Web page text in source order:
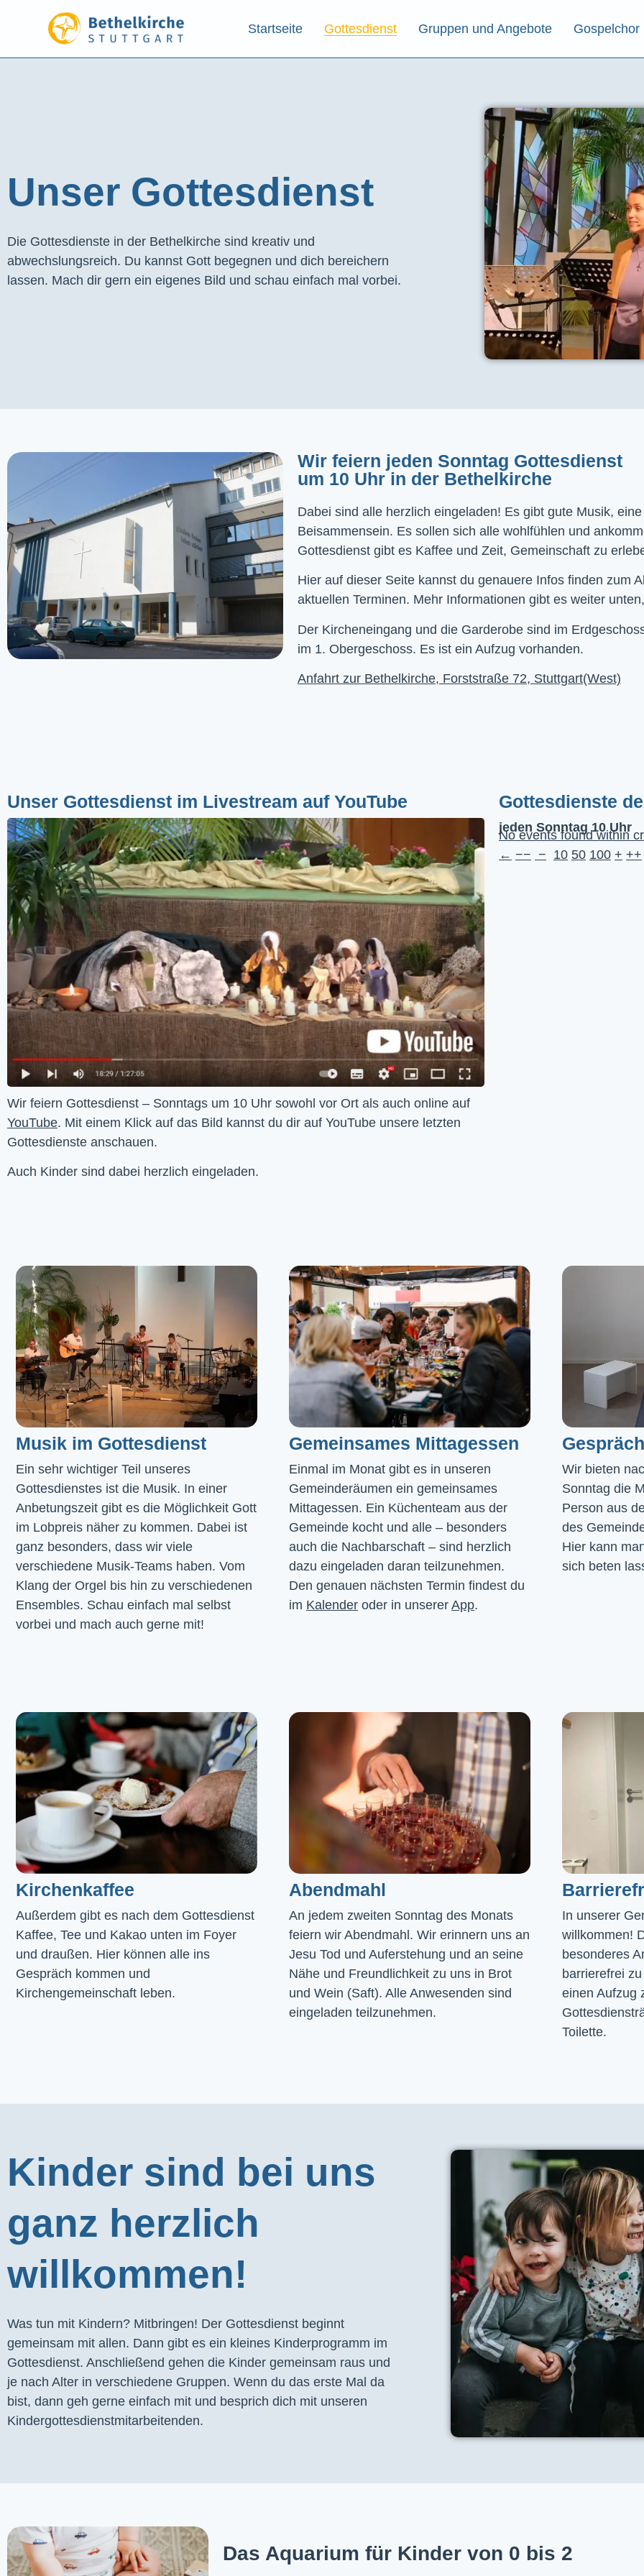
Startseite Gottesdienst Gruppen und Angebote Gospelchor
Unser Gottesdienst​
Die Gottesdienste in der Bethelkirche sind kreativ und
abwechslungsreich. Du kannst Gott begegnen und dich bereichern
lassen. Mach dir gern ein eigenes Bild und schau einfach mal vorbei.
Wir feiern jeden Sonntag Gottesdienst
um 10 Uhr in der Bethelkirche
Dabei sind alle herzlich eingeladen! Es gibt gute Musik,
Beisammensein. Es sollen sich alle wohlfühlen und
Gottesdienst gibt es Kaffee und Zeit, Gemeinschaft zu
Hier auf dieser Seite kannst du genauere Infos finden zum
aktuellen Terminen. Mehr Informationen gibt es weiter
Der Kircheneingang und die Garderobe sind im
im 1. Obergeschoss. Es ist ein Aufzug vorhanden.
Anfahrt zur Bethelkirche, Forststraße 72, Stuttgart(West)
Unser Gottesdienst im Livestream auf YouTube
YouTube. Mit einem Klick auf das Bild kannst du dir auf YouTube unsere letzten
Gottesdienste anschauen.
Auch Kinder sind dabei herzlich eingeladen.
Gottesdienste
jeden Sonntag 10 Uhr
No events found within
← −− − 10 50 100 + ++
Musik im Gottesdienst​
Ein sehr wichtiger Teil unseres
Gottesdienstes ist die Musik. In einer
Anbetungszeit gibt es die Möglichkeit Gott
im Lobpreis näher zu kommen. Dabei ist
ganz besonders, dass wir viele
verschiedene Musik-Teams haben. Vom
Klang der Orgel bis hin zu verschiedenen
Ensembles. Schau einfach mal selbst
vorbei und mach auch gerne mit!
Gemeinsames Mittagessen
Einmal im Monat gibt es in unseren
Gemeinderäumen ein gemeinsames
Mittagessen. Ein Küchenteam aus der
Gemeinde kocht und alle – besonders
auch die Nachbarschaft – sind herzlich
dazu eingeladen daran teilzunehmen.
Den genauen nächsten Termin findest du
im Kalender oder in unserer App.
Wir bieten
Sonntag die
Person aus
des
Hier kann
sich beten
Kirchenkaffee
Außerdem gibt es nach dem Gottesdienst
Kaffee, Tee und Kakao unten im Foyer
und draußen. Hier können alle ins
Gespräch kommen und
Kirchengemeinschaft leben.
Abendmahl​
An jedem zweiten Sonntag des Monats
feiern wir Abendmahl. Wir erinnern uns an
Jesu Tod und Auferstehung und an seine
Nähe und Freundlichkeit zu uns in Brot
und Wein (Saft). Alle Anwesenden sind
eingeladen teilzunehmen.
In unserer
willkommen!
besonderes
barrierefrei
einen Aufzug
Toilette.
Kinder sind bei uns
ganz herzlich
willkommen!
Was tun mit Kindern? Mitbringen! Der Gottesdienst beginnt
gemeinsam mit allen. Dann gibt es ein kleines Kinderprogramm im
Gottesdienst. Anschließend gehen die Kinder gemeinsam raus und
je nach Alter in verschiedene Gruppen. Wenn du das erste Mal da
bist, dann geh gerne einfach mit und besprich dich mit unseren
Kindergottesdienstmitarbeitenden.
Das Aquarium für Kinder von 0 bis 2